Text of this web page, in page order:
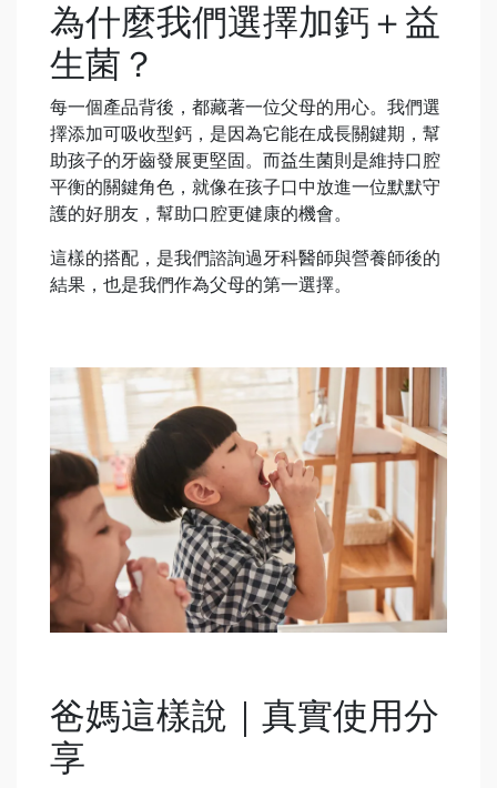
為什麼我們選擇加鈣＋益
生菌？
每一個產品背後，都藏著一位父母的用心。我們選
擇添加可吸收型鈣，是因為它能在成長關鍵期，幫
助孩子的牙齒發展更堅固。而益生菌則是維持口腔
平衡的關鍵角色，就像在孩子口中放進一位默默守
護的好朋友，幫助口腔更健康的機會。
這樣的搭配，是我們諮詢過牙科醫師與營養師後的
結果，也是我們作為父母的第一選擇。
爸媽這樣說｜真實使用分
享